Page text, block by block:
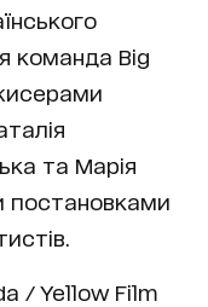
команда Big
та Марія
постановками
/ Yellow Film